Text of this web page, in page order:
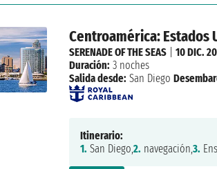
Centroamérica: Estados
SERENADE OF THE SEAS| 10 DIC.
Duración: 3 noches
Salida desde: San Diego
Itinerario:
1. San Diego,2. navegación,3.